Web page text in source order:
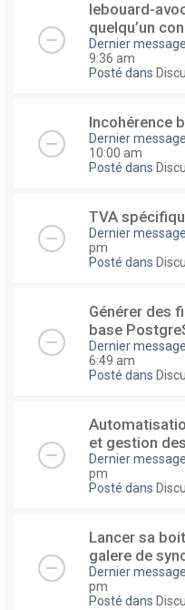
lebouard-
quelqu’un
Dernier
9:36 am
Posté dans
Incohérence
Dernier
10:00 am
Posté dans
TVA
Dernier
pm
Posté dans
Générer des
base
Dernier
6:49 am
Posté dans
et gestion
Dernier
pm
Posté dans
Lancer sa
galere de
Dernier
pm
Posté dans